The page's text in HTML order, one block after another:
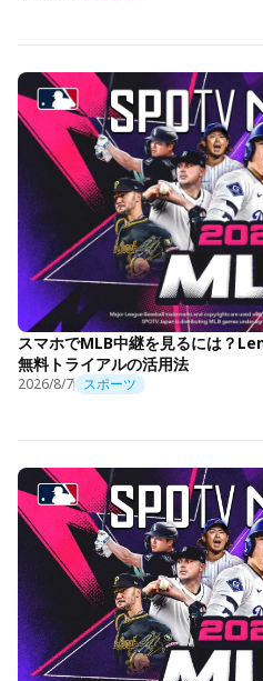
スマホでMLB中継を見るには？
無料トライアルの活用法
2026/8/7 スポーツ